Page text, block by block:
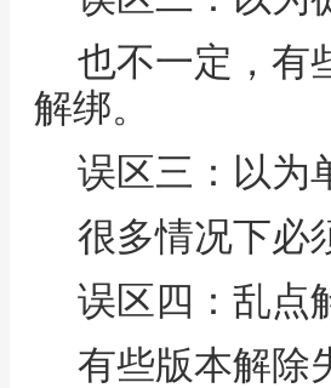
也不一定，有
解绑。
误区三：以为
很多情况下必
误区四：乱点
有些版本解除